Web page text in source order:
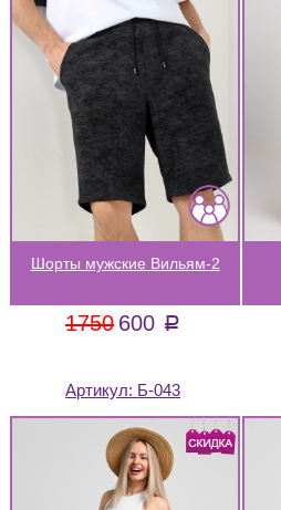
Шорты мужские Вильям-2
1750 600 a
Артикул: Б-043